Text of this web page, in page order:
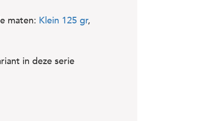
maten: Klein 125 gr,
in deze serie